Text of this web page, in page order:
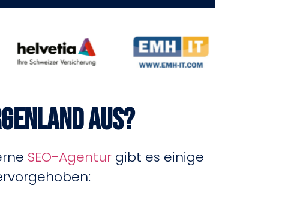
aus?
SEO-Agentur gibt es einige